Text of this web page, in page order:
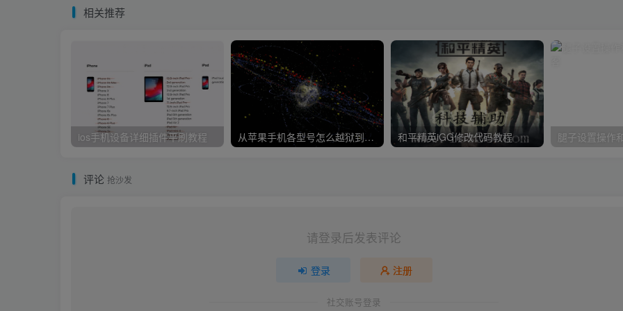
相关推荐
ios手机设备详细插件平刷教程 从苹果手机各型号怎么越狱到怎么开科技完整教程 和平精英iGG修改代码教程 腿子设置操作
评论 抢沙发
请登录后发表评论
登录 注册
社交账号登录